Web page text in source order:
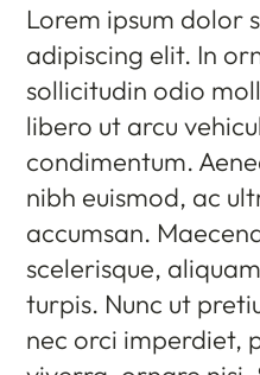
Lorem ipsum dolor
adipiscing elit. In
sollicitudin odio
libero ut arcu
condimentum.
nibh euismod, ac
accumsan.
scelerisque,
turpis. Nunc ut
nec orci imperdiet,